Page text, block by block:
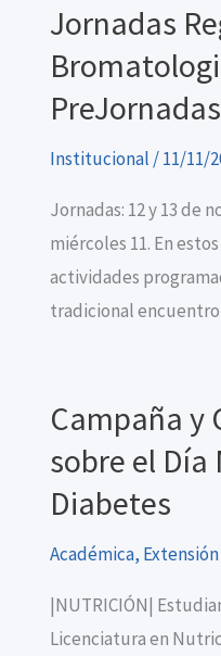
Jornadas
PreJornadas
Institucional /11/11/
Jornadas: 12 y 13 de
miércoles 11. En
actividades
tradicional
Campaña y
sobre el Día
Diabetes
Académica, Extensión
|NUTRICIÓN|
Licenciatura en